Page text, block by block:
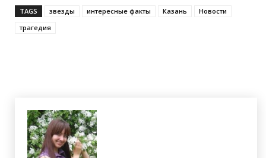
TAGS звезды интересные факты Казань
Новости
трагедия